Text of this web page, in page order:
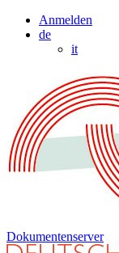
Anmelden
de
it
Dokumentenserver